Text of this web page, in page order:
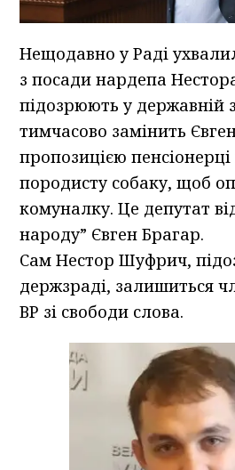
Нещодавно у Раді
з посади нардепа
підозрюють у державній
тимчасово замінить
пропозицією
породисту собаку, щоб
комуналку. Це депутат
народу” Євген Брагар.
Сам Нестор Шуфрич,
держзраді, залишиться
ВР зі свободи слова.